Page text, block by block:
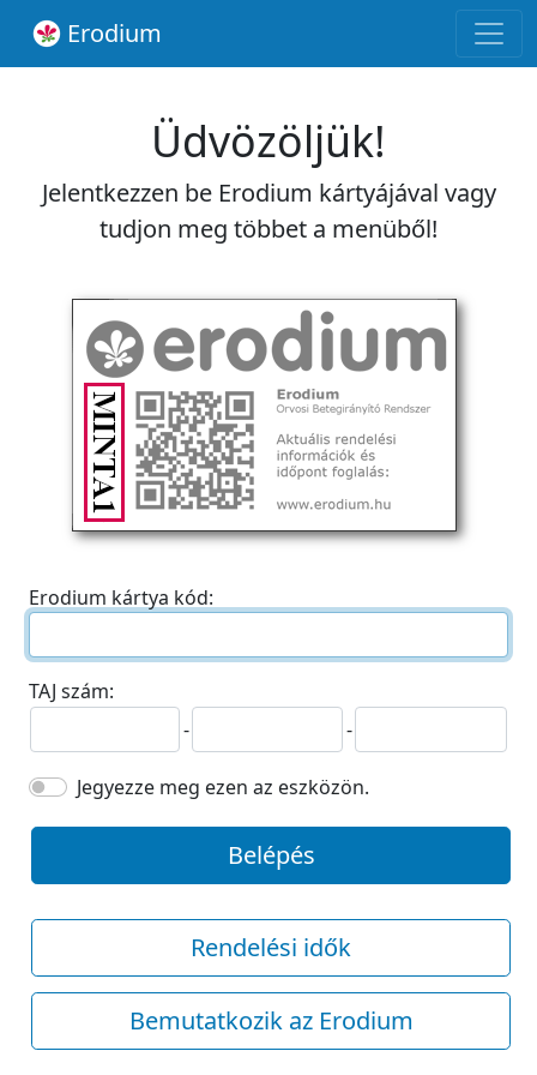
Erodium
Üdvözöljük!
Jelentkezzen be Erodium kártyájával vagy
tudjon meg többet a menüből!
Erodium kártya kód:
TAJ szám:
-
-
Jegyezze meg ezen az eszközön.
Belépés
Rendelési idők
Bemutatkozik az Erodium